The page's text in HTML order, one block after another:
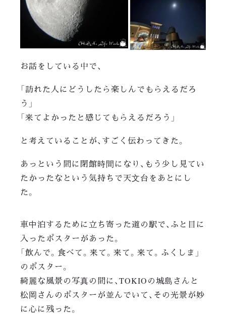
お話をしている中で、
「訪れた人にどうしたら楽しんでもらえるだろ
う」
「来てよかったと感じてもらえるだろう」
と考えていることが、すごく伝わってきた。
あっという間に閉館時間になり、もう少し見てい
たかったなという気持ちで天文台をあとにし
た。
車中泊するために立ち寄った道の駅で、ふと目に
入ったポスターがあった。
「飲んで。食べて。来て。来て。来て。ふくしま」
のポスター。
綺麗な風景の写真の間に、TOKIOの城島さんと
松岡さんのポスターが並んでいて、その光景が妙
に心に残った。